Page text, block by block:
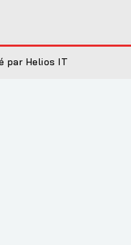
par Helios IT